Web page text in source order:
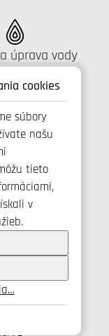
cookies
súbory
našu
tieto
v
úprava vody
Nelahozeves